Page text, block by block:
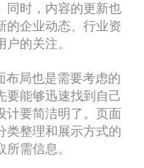
同时，内容的更新也
的企业动态、行业资
的关注。
布局也是需要考虑的
要能够迅速找到自己
计要简洁明了。页面
类整理和展示方式的
需信息。